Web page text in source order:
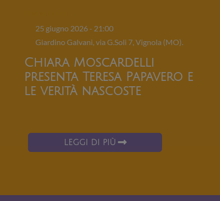
25 giugno 2026 - 21:00
Giardino Galvani, via G.Soli 7, Vignola (MO).
Chiara Moscardelli
presenta Teresa Papavero e
le verità nascoste
LEGGI DI PIÙ